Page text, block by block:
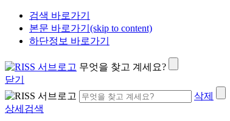
검색 바로가기
본문 바로가기(skip to content)
하단정보 바로가기
무엇을 찾고 계세요?
닫기
삭제
상세검색